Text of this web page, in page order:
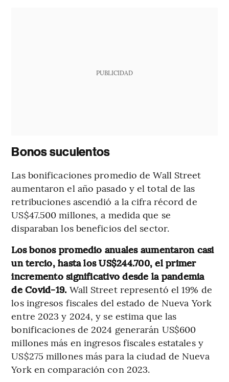
PUBLICIDAD
Bonos suculentos
Las bonificaciones promedio de Wall Street
aumentaron el año pasado y el total de las
retribuciones ascendió a la cifra récord de
US$47.500 millones, a medida que se
disparaban los beneficios del sector.
Los bonos promedio anuales aumentaron casi
un tercio, hasta los US$244.700, el primer
incremento significativo desde la pandemia
de Covid-19. Wall Street representó el 19% de
los ingresos fiscales del estado de Nueva York
entre 2023 y 2024, y se estima que las
bonificaciones de 2024 generarán US$600
millones más en ingresos fiscales estatales y
US$275 millones más para la ciudad de Nueva
York en comparación con 2023.